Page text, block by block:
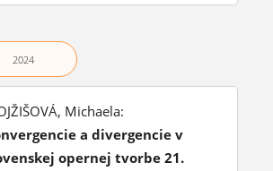
2024
Michaela:
a divergencie v
opernej tvorbe 21.